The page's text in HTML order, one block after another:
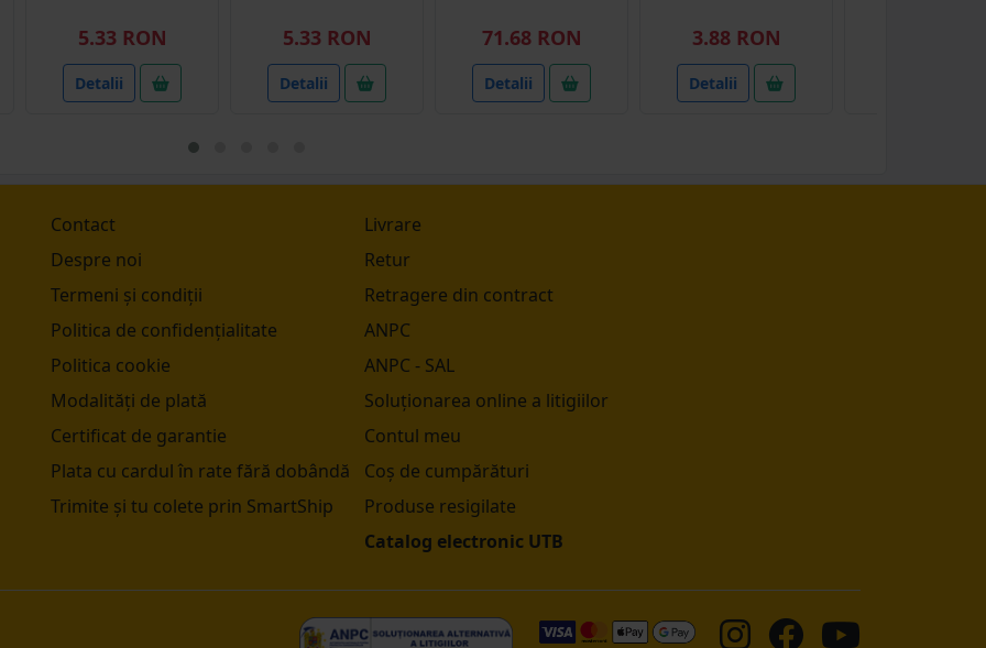
5.33 RON
Detalii
5.33 RON
Detalii
71.68 RON
Detalii
3.88 RON
Detalii
Contact
Despre noi
Termeni și condiții
Politica de confidențialitate
Politica cookie
Modalități de plată
Certificat de garantie
Plata cu cardul în rate fără dobândă
Trimite și tu colete prin SmartShip
Livrare
Retur
Retragere din contract
ANPC
ANPC - SAL
Soluționarea online a litigiilor
Contul meu
Coș de cumpărături
Produse resigilate
Catalog electronic UTB